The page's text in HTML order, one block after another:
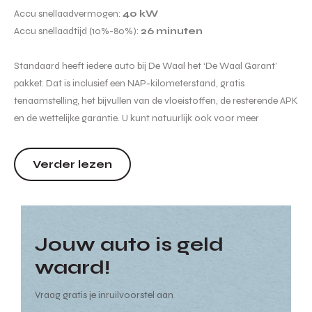
Accu snellaadvermogen: 40 kW
Accu snellaadtijd (10%-80%): 26 minuten
Standaard heeft iedere auto bij De Waal het ‘De Waal Garant’
pakket. Dat is inclusief een NAP-kilometerstand, gratis
tenaamstelling, het bijvullen van de vloeistoffen, de resterende APK
en de wettelijke garantie. U kunt natuurlijk ook voor meer
verschillende afleverpakketten en de bijbehorende meerprijs
hiervan. Hoewel de in...
Verder lezen
Jouw auto is geld
waard!
Vraag gratis je inruilvoorstel aan